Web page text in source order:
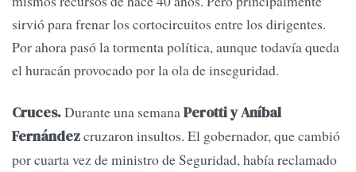
sirvió para frenar los cortocircuitos entre los dirigentes.
Por ahora pasó la tormenta política, aunque todavía queda
el huracán provocado por la ola de inseguridad.
Cruces.Durante una semanaPerotti y Aníbal
Fernándezcruzaron insultos. El gobernador, que cambió
por cuarta vez de ministro de Seguridad, había reclamado